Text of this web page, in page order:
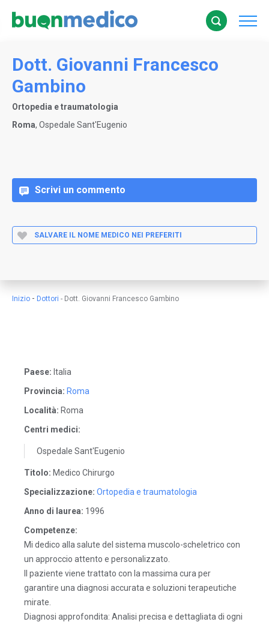
Dott. Giovanni Francesco
Gambino
Ortopedia e traumatologia
Roma, Ospedale Sant'Eugenio
Scrivi un commento
SALVARE IL NOME MEDICO NEI PREFERITI
Inizio - Dottori - Dott. Giovanni Francesco Gambino
Paese: Italia
Provincia: Roma
Località: Roma
Centri medici:
Ospedale Sant'Eugenio
Titolo: Medico Chirurgo
Specializzazione: Ortopedia e traumatologia
Anno di laurea: 1996
Competenze:
Mi dedico alla salute del sistema muscolo-scheletrico con
un approccio attento e personalizzato.
Il paziente viene trattato con la massima cura per
garantire una diagnosi accurata e soluzioni terapeutiche
mirate.
Diagnosi approfondita: Analisi precisa e dettagliata di ogni